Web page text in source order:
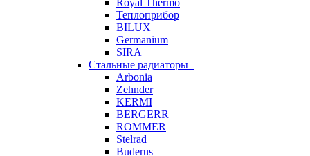
Royal Thermo
Теплоприбор
BILUX
Germanium
SIRA
Стальные радиаторы
Arbonia
Zehnder
KERMI
BERGERR
ROMMER
Stelrad
Buderus